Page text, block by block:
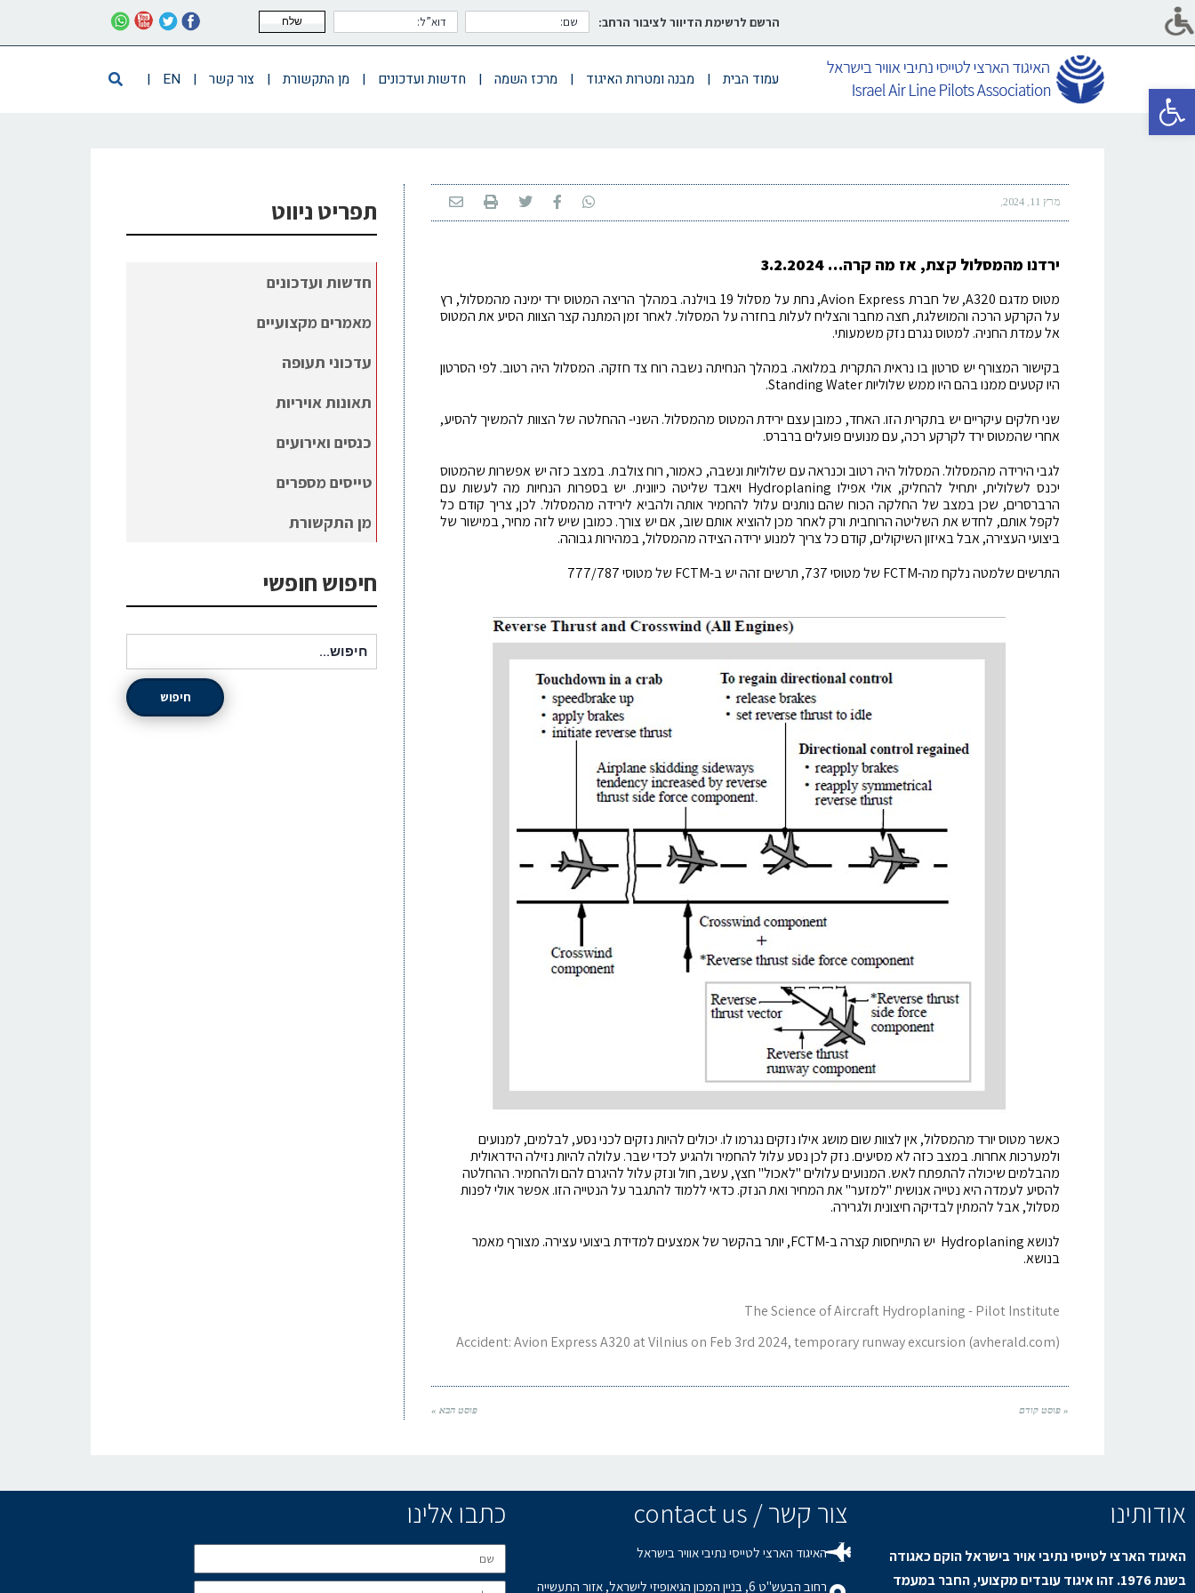
פתח סרגל נגישות
הרשם לרשימת הדיוור לציבור הרחב: שלח
עמוד הבית | מבנה ומטרות האיגוד | מרכז השמה | חדשות ועדכונים | מן התקשורת | צור קשר |
EN
|
מרץ 11, 2024
ירדנו מהמסלול קצת, אז מה קרה… 3.2.2024
מטוס מדגם A320, של חברת Avion Express, נחת על מסלול 19 בוילנה. במהלך הריצה המטוס ירד ימינה מהמסלול, רץ
על הקרקע הרכה והמושלגת, חצה מחבר והצליח לעלות בחזרה על המסלול. לאחר זמן המתנה קצר הצוות הסיע את המטוס
אל עמדת החניה. למטוס נגרם נזק משמעותי.
בקישור המצורף יש סרטון בו נראית התקרית במלואה. במהלך הנחיתה נשבה רוח צד חזקה. המסלול היה רטוב. לפי הסרטון
היו קטעים ממנו בהם היו ממש שלוליות Standing Water.
שני חלקים עיקריים יש בתקרית הזו. האחד, כמובן עצם ירידת המטוס מהמסלול. השני- ההחלטה של הצוות להמשיך להסיע,
אחרי שהמטוס ירד לקרקע רכה, עם מנועים פועלים ברברס.
לגבי הירידה מהמסלול. המסלול היה רטוב וכנראה עם שלוליות ונשבה, כאמור, רוח צולבת. במצב כזה יש אפשרות שהמטוס
יכנס לשלולית, יתחיל להחליק, אולי אפילו Hydroplaning ויאבד שליטה כיוונית. יש בספרות הנחיות מה לעשות עם
הרברסרים, שכן במצב של החלקה הכוח שהם נותנים עלול להחמיר אותה ולהביא לירידה מהמסלול. לכן, צריך קודם כל
לקפל אותם, לחדש את השליטה הרוחבית ורק לאחר מכן להוציא אותם שוב, אם יש צורך. כמובן שיש לזה מחיר, במישור של
ביצועי העצירה, אבל באיזון השיקולים, קודם כל צריך למנוע ירידה הצידה מהמסלול, במהירות גבוהה.
התרשים שלמטה נלקח מה-FCTM של מטוסי 737, תרשים זהה יש ב-FCTM של מטוסי 777/787
כאשר מטוס יורד מהמסלול, אין לצוות שום מושג אילו נזקים נגרמו לו. יכולים להיות נזקים לכני נסע, לבלמים, למנועים
ולמערכות אחרות. במצב כזה לא מסיעים. נזק לכן נסע עלול להחמיר ולהגיע לכדי שבר. עלולה להיות נזילה הידראולית
מהבלמים שיכולה להתפתח לאש. המנועים עלולים "לאכול" חצץ, עשב, חול ונזק עלול להיגרם להם ולהחמיר. ההחלטה
להסיע לעמדה היא נטייה אנושית "למזער" את המחיר ואת הנזק. כדאי ללמוד להתגבר על הנטייה הזו. אפשר אולי לפנות
מסלול, אבל להמתין לבדיקה חיצונית ולגרירה.
לנושא Hydroplaning יש התייחסות קצרה ב-FCTM, יותר בהקשר של אמצעים למדידת ביצועי עצירה. מצורף מאמר
בנושא.
The Science of Aircraft Hydroplaning - Pilot Institute
Accident: Avion Express A320 at Vilnius on Feb 3rd 2024, temporary runway excursion (avherald.com)
« פוסט קודם פוסט הבא »
תפריט ניווט
חדשות ועדכונים
מאמרים מקצועיים
עדכוני תעופה
תאונות אויריות
כנסים ואירועים
טייסים מספרים
מן התקשורת
חיפוש חופשי
חיפוש
אודותינו
האיגוד הארצי לטייסי נתיבי אויר בישראל הוקם כאגודה
בשנת 1976. זהו איגוד עובדים מקצועי, החבר במעמד
צור קשר / contact us
האיגוד הארצי לטייסי נתיבי אוויר בישראל
רחוב הבעש"ט 6, בניין המכון הגיאופיזי לישראל, אזור התעשייה
כתבו אלינו